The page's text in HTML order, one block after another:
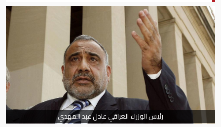
رئيس الوزراء العراقي عادل عبد المهدي